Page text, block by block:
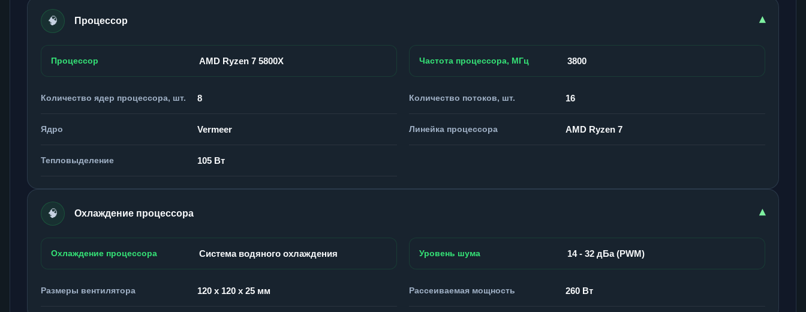
🧠 Процессор ▾
Процессор AMD Ryzen 7 5800X Частота процессора, МГц 3800
Количество ядер процессора, шт. 8 Количество потоков, шт. 16
Ядро Vermeer Линейка процессора AMD Ryzen 7
Тепловыделение 105 Вт
🧠 Охлаждение процессора ▾
Охлаждение процессора Система водяного охлаждения Уровень шума 14 - 32 дБа (PWM)
Размеры вентилятора 120 x 120 x 25 мм Рассеиваемая мощность 260 Вт